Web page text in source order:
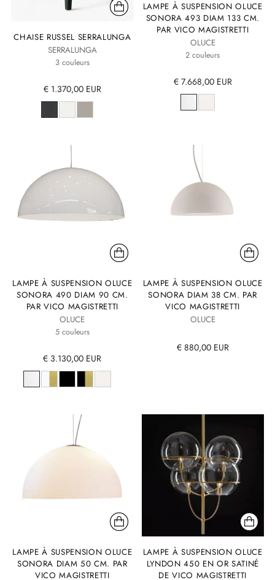
CHAISE RUSSEL SERRALUNGA
SERRALUNGA
3 couleurs
€ 1.370,00 EUR
LAMPE À SUSPENSION OLUCE
SONORA 493 DIAM 133 CM.
PAR VICO MAGISTRETTI
OLUCE
2 couleurs
€ 7.668,00 EUR
LAMPE À SUSPENSION OLUCE
SONORA 490 DIAM 90 CM.
PAR VICO MAGISTRETTI
OLUCE
5 couleurs
€ 3.130,00 EUR
LAMPE À SUSPENSION OLUCE
SONORA DIAM 38 CM. PAR
VICO MAGISTRETTI
OLUCE
€ 880,00 EUR
LAMPE À SUSPENSION OLUCE
SONORA DIAM 50 CM. PAR
VICO MAGISTRETTI
LAMPE À SUSPENSION OLUCE
LYNDON 450 EN OR SATINÉ
DE VICO MAGISTRETTI